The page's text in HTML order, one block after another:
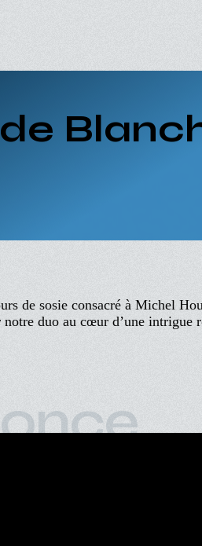
de sosie consacré à Michel
duo au cœur d’une intrigue